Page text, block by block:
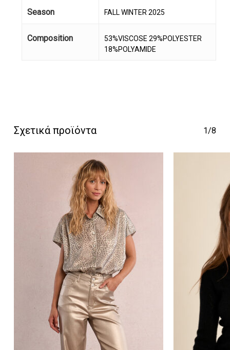
Season FALL WINTER 2025
Composition
53%VISCOSE 29%POLYESTER
18%POLYAMIDE
Σχετικά προϊόντα 1/8